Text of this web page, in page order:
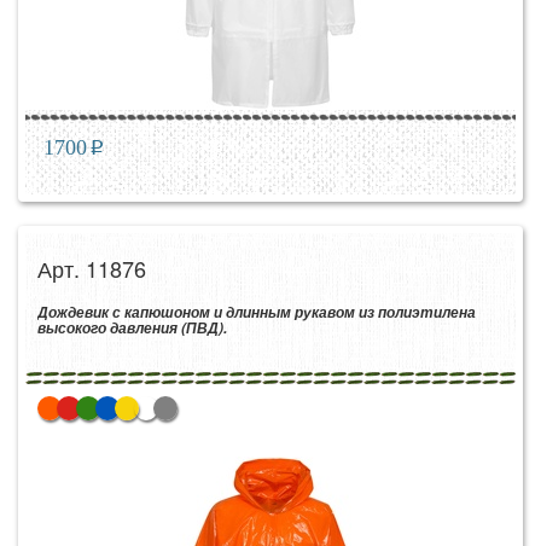
1700p
Арт. 11876
Дождевик с капюшоном и длинным рукавом из полиэтилена
высокого давления (ПВД).